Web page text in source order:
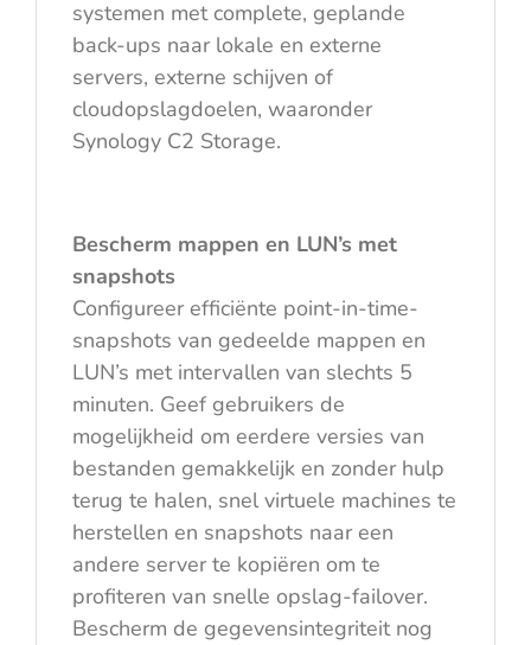
systemen met complete, geplande
back-ups naar lokale en externe
servers, externe schijven of
cloudopslagdoelen, waaronder
Synology C2 Storage.
Bescherm mappen en LUN’s met
snapshots
Configureer efficiënte point-in-time-
snapshots van gedeelde mappen en
LUN’s met intervallen van slechts 5
minuten. Geef gebruikers de
mogelijkheid om eerdere versies van
bestanden gemakkelijk en zonder hulp
terug te halen, snel virtuele machines te
herstellen en snapshots naar een
andere server te kopiëren om te
profiteren van snelle opslag-failover.
Bescherm de gegevensintegriteit nog